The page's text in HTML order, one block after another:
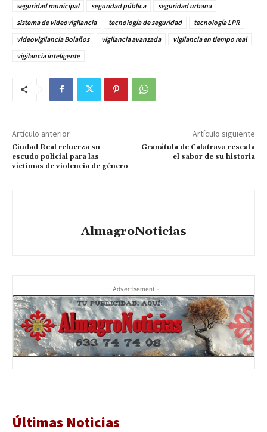
seguridad municipal
seguridad pública
seguridad urbana
sistema de videovigilancia
tecnología de seguridad
tecnología LPR
videovigilancia Bolaños
vigilancia avanzada
vigilancia en tiempo real
vigilancia inteligente
Artículo anterior
Ciudad Real refuerza su
escudo policial para las
víctimas de violencia de género
Artículo siguiente
Granátula de Calatrava rescata
el sabor de su historia
AlmagroNoticias
- Advertisement -
Últimas Noticias